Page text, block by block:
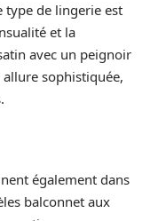
type de lingerie est
et la
avec un peignoir
sophistiquée,
également dans
balconnet aux